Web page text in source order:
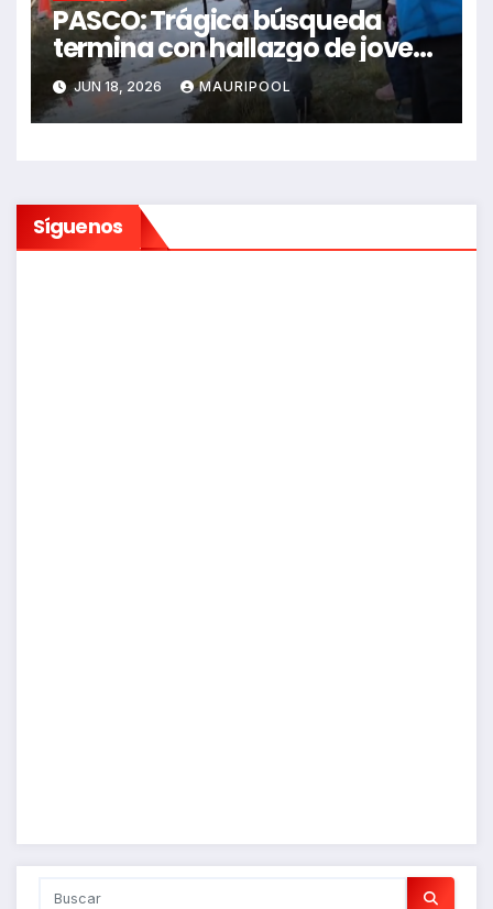
PASCO: Trágica búsqueda
termina con hallazgo de joven
sin vida en Rancas
JUN 18, 2026 MAURIPOOL
Síguenos